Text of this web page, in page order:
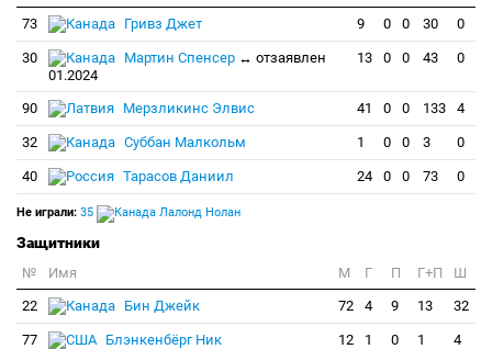
73
Гривз Джет 9 0 0 30 0
30 Мартин Спенсер ↔ отзаявлен
01.2024
13 0 0 43 0
90 Мерзликинс Элвис 41 0 0 133 4
32 Суббан Малкольм 1 0 0 3 0
40 Тарасов Даниил 24 0 0 73 0
Не играли: 35 Лалонд Нолан
Защитники
№ Имя M Г П Г+П
Ш
22
Бин Джейк 72 4 9 13 32
77 Блэнкенбёрг Ник 12 1 0 1 4